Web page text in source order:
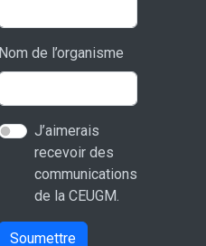
Nom de l’organisme
J’aimerais
recevoir des
communications
de la CEUGM.
Soumettre